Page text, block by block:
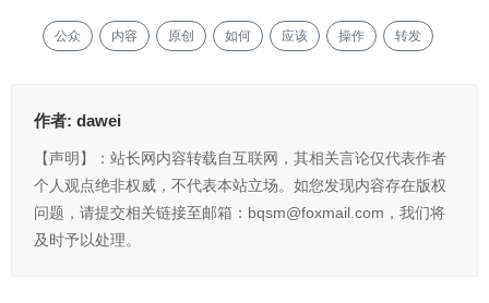
公众 内容 原创 如何 应该 操作 转发
作者: dawei
【声明】：站长网内容转载自互联网，其相关言论仅代表作者
个人观点绝非权威，不代表本站立场。如您发现内容存在版权
问题，请提交相关链接至邮箱：bqsm@foxmail.com，我们将
及时予以处理。